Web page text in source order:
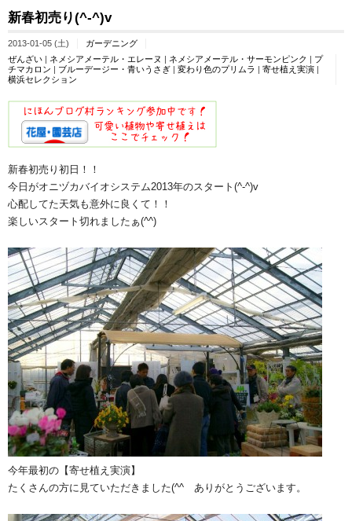
新春初売り(^-^)v
2013-01-05 (土)
ガーデニング
ぜんざい | ネメシアメーテル・エレーヌ | ネメシアメーテル・サーモンピンク | プ
チマカロン | ブルーデージー・青いうさぎ | 変わり色のプリムラ | 寄せ植え実演 |
横浜セレクション
新春初売り初日！！
今日がオニヅカバイオシステム2013年のスタート(^-^)v
心配してた天気も意外に良くて！！
楽しいスタート切れましたぁ(^^)
今年最初の【寄せ植え実演】
たくさんの方に見ていただきました(^^ゞありがとうございます。